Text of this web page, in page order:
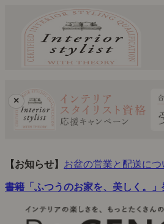
×
【お知らせ】 お盆の営業と配送につ
書籍「ふつうのお家を、美しく。」